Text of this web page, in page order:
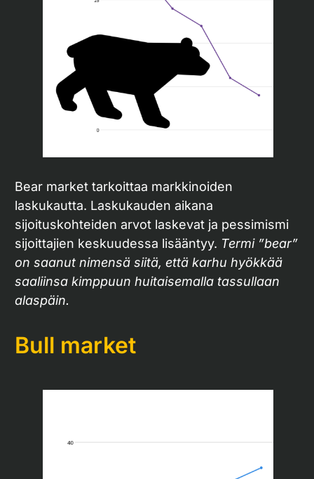
Bear market tarkoittaa markkinoiden
laskukautta. Laskukauden aikana
sijoituskohteiden arvot laskevat ja pessimismi
sijoittajien keskuudessa lisääntyy. Termi ”bear”
on saanut nimensä siitä, että karhu hyökkää
saaliinsa kimppuun huitaisemalla tassullaan
alaspäin.
Bull market